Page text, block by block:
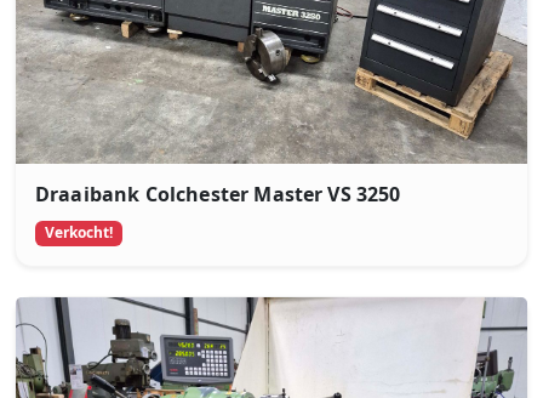
Draaibank Colchester Master VS 3250
Verkocht!